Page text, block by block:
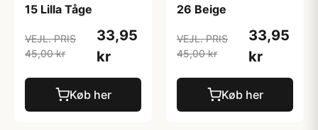
15 Lilla Tåge
VEJL. PRIS
45,00 kr
33,95
kr
Køb her
26 Beige
VEJL. PRIS
45,00 kr
33,95
kr
Køb her